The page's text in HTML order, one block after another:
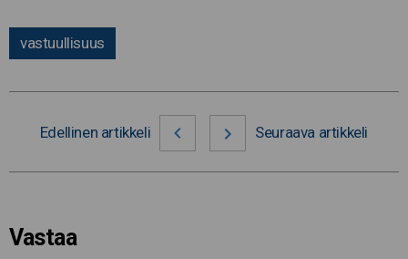
vastuullisuus
Edellinen artikkeli Seuraava artikkeli
Vastaa